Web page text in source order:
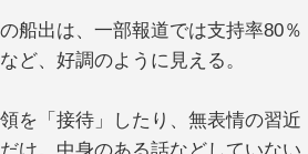
船出は、一部報道では支持率80％
ど、好調のように見える。
を「接待」したり、無表情の習近